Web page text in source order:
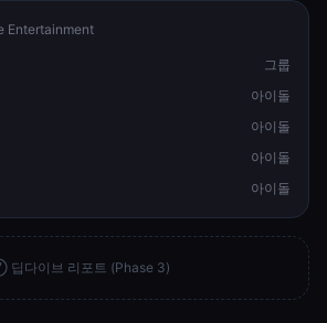
Entertainment
그룹
아이돌
아이돌
아이돌
아이돌
다이브 리포트 (Phase 3)